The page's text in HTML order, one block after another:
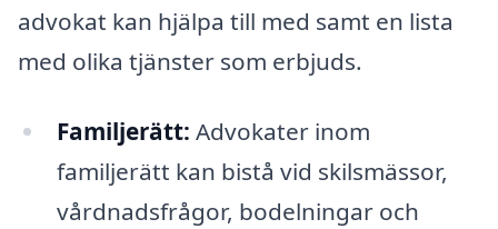
advokat kan hjälpa till med samt en lista
med olika tjänster som erbjuds.
Familjerätt: Advokater inom
familjerätt kan bistå vid skilsmässor,
vårdnadsfrågor, bodelningar och